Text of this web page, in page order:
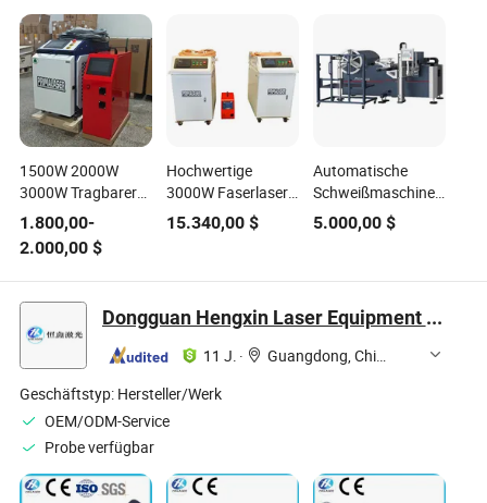
1500W 2000W
3000W Tragbarer
Handlaser-
Schweißgerät für
Metall Edelstahl
1.800,00-
2.000,00 $
Hochwertige
3000W Faserlaser
Metall Handheld
Schweißmaschine
15.340,00$
Automatische
Schweißmaschine
für vertikale
Ventilatorgehäuse
5.000,00$
Dongguan Hengxin Laser Equipment Co., Ltd
11 J. ·
Guangdong, China
Geschäftstyp: Hersteller/Werk
OEM/ODM-Service
Probe verfügbar